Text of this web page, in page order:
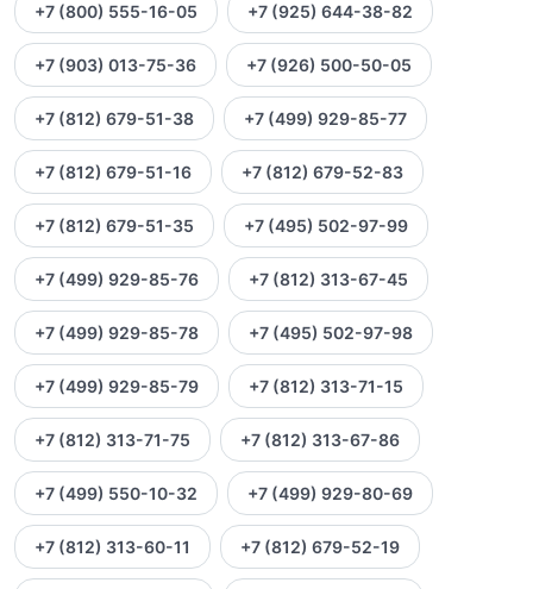
+7 (800) 555-16-05 +7 (925) 644-38-82
+7 (903) 013-75-36 +7 (926) 500-50-05
+7 (812) 679-51-38 +7 (499) 929-85-77
+7 (812) 679-51-16 +7 (812) 679-52-83
+7 (812) 679-51-35 +7 (495) 502-97-99
+7 (499) 929-85-76 +7 (812) 313-67-45
+7 (499) 929-85-78 +7 (495) 502-97-98
+7 (499) 929-85-79 +7 (812) 313-71-15
+7 (812) 313-71-75 +7 (812) 313-67-86
+7 (499) 550-10-32 +7 (499) 929-80-69
+7 (812) 313-60-11 +7 (812) 679-52-19